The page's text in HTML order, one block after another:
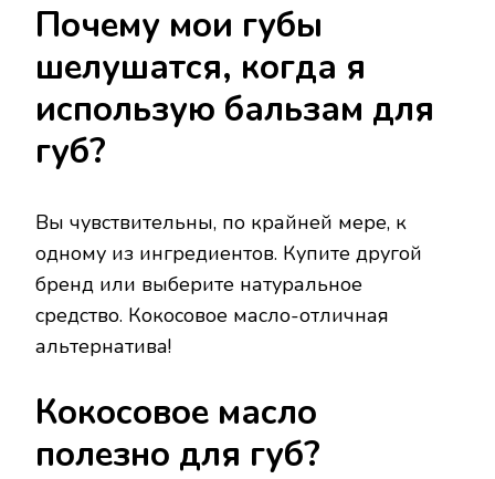
Почему мои губы
шелушатся, когда я
использую бальзам для
губ?
Вы чувствительны, по крайней мере, к
одному из ингредиентов. Купите другой
бренд или выберите натуральное
средство. Кокосовое масло-отличная
альтернатива!
Кокосовое масло
полезно для губ?